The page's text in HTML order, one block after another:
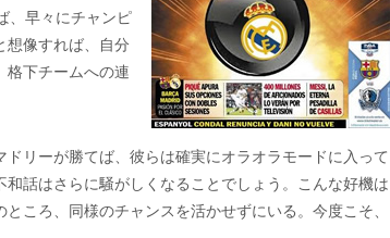
、早々にチャンピ
想像すれば、自分
格下チームへの連
リーが勝てば、彼らは確実にオラオラモードに入って
話はさらに騒がしくなることでしょう。こんな好機は
ころ、同様のチャンスを活かせずにいる。今度こそ、